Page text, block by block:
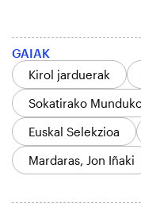
GAIAK
Kirol jarduerak
Sokatirako
Euskal Selekzioa
Mardaras, Jon Iñaki